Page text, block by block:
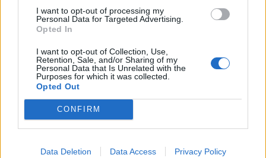
I want to opt-out of processing my
Personal Data for Targeted Advertising.
Opted In
I want to opt-out of Collection, Use,
Retention, Sale, and/or Sharing of my
Personal Data that Is Unrelated with the
Purposes for which it was collected.
Opted Out
CONFIRM
Data Deletion Data Access Privacy Policy
impresszum
jogi nyilatkozat
süti beállítások